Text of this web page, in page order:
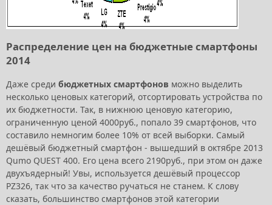
Распределение цен на бюджетные смартфоны
2014
Даже среди бюджетных смартфонов можно выделить
несколько ценовых категорий, отсортировать устройства по
их бюджетности. Так, в нижнюю ценовую категорию,
ограниченную ценой 4000руб., попало 39 смартфонов, что
составило немногим более 10% от всей выборки. Самый
дешёвый бюджетный смартфон - вышедший в октябре 2013
Qumo QUEST 400. Его цена всего 2190руб., при этом он даже
двухъядерный! Увы, используется дешёвый процессор
PZ326, так что за качество ручаться не станем. К слову
сказать, большинство смартфонов этой категории